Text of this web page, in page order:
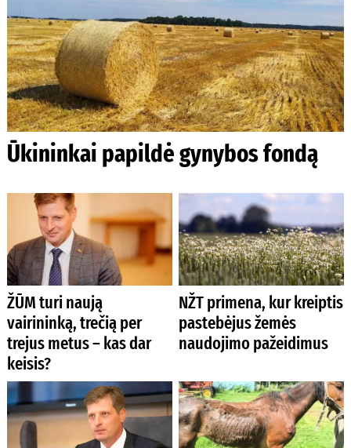
Ūkininkai papildė gynybos fondą
ŽŪM turi naują
vairininką, trečią per
trejus metus – kas dar
keisis?
NŽT primena, kur kreiptis
pastebėjus žemės
naudojimo pažeidimus